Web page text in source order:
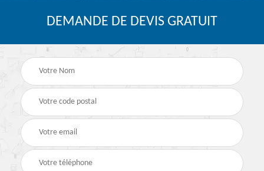
DEMANDE DE DEVIS GRATUIT